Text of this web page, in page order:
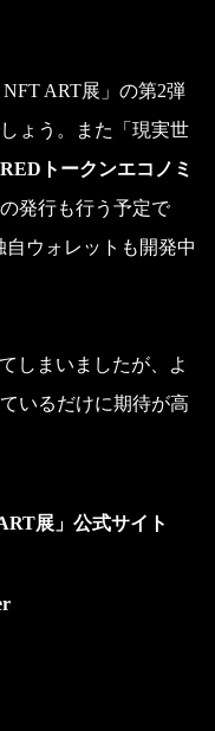
ART展」の第2弾
ょう。また「現実世
REDトークンエコノミ
発行も行う予定で
ウォレットも開発中
しまいましたが、よ
いるだけに期待が高
展」 公式サイト